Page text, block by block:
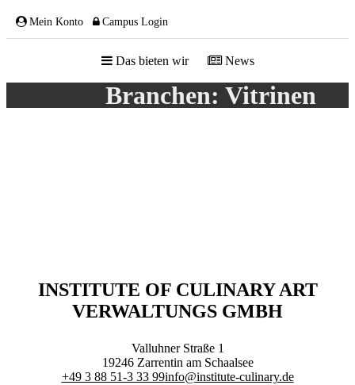
Mein Konto Campus Login
Das bieten wir News
ÜBER UNS
NETZWERK
Executive Netzwerk
Branchen: Vitrinen
INSTITUTE OF CULINARY ART
VERWALTUNGS GMBH
Valluhner Straße 1
19246 Zarrentin am Schaalsee
+49 3 88 51-3 33 99info@institute-culinary.de